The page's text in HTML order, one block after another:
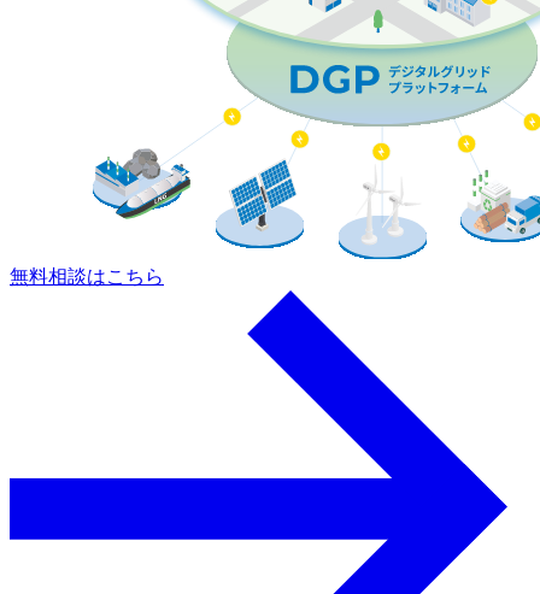
無料相談はこちら